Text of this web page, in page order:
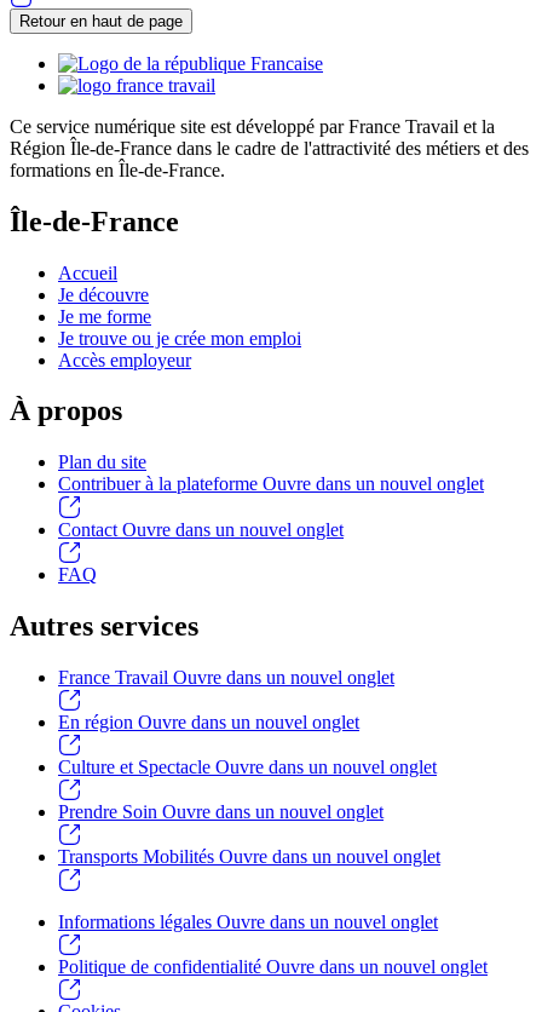
Retour en haut de page
Ce service numérique site est développé par France Travail et la
Région Île-de-France dans le cadre de l'attractivité des métiers et des
formations en Île-de-France.
Île-de-France
Accueil
Je découvre
Je me forme
Je trouve ou je crée mon emploi
Accès employeur
À propos
Plan du site
Contribuer à la plateforme Ouvre dans un nouvel onglet
Contact Ouvre dans un nouvel onglet
FAQ
Autres services
France Travail Ouvre dans un nouvel onglet
En région Ouvre dans un nouvel onglet
Culture et Spectacle Ouvre dans un nouvel onglet
Prendre Soin Ouvre dans un nouvel onglet
Transports Mobilités Ouvre dans un nouvel onglet
Informations légales Ouvre dans un nouvel onglet
Politique de confidentialité Ouvre dans un nouvel onglet